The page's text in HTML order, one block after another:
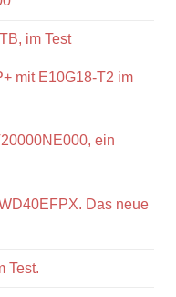
im Test
mit E10G18-T2 im
ein
Das neue
Test.